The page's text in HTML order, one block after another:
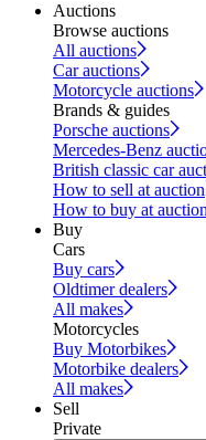
Auctions
Browse auctions
All auctions
Car auctions
Motorcycle auctions
Brands & guides
Porsche auctions
Mercedes-Benz
British classic car
How to sell at auction
How to buy at auction
Buy
Cars
Buy cars
Oldtimer dealers
All makes
Motorcycles
Buy Motorbikes
Motorbike dealers
All makes
Sell
Private